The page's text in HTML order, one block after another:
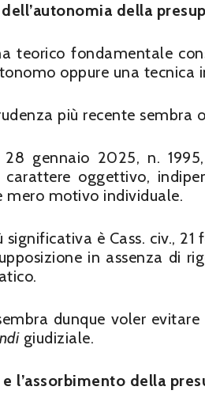
della
teorico fondamentale
oppure una tecnica
più recente sembra
28 gennaio 2025, n.
carattere oggettivo,
mero motivo individuale.
significativa è Cass. civ.,
in assenza di
dunque voler
giudiziale.
l’assorbimento della